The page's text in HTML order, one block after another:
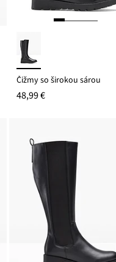
Čižmy so širokou sárou
48,99 €